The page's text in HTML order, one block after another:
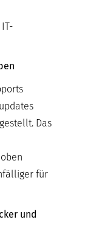
Das
für
und